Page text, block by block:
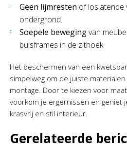
Geen lijmresten of loslatende
ondergrond.
Soepele bewegingvan
buisframes in de zithoek.
Het beschermen van een
simpelweg om de juiste
montage. Door te kiezen voor
voorkom je ergernissen en geniet
krasvrij en stil interieur.
Gerelateerde